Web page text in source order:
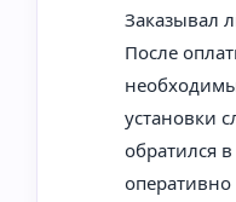
Заказывал
После
установки
обратился